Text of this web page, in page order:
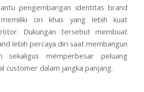
pengembangan identitas brand
ciri khas yang lebih kuat
Dukungan tersebut membuat
lebih percaya diri saat membangun
sekaligus memperbesar peluang
customer dalam jangka panjang.